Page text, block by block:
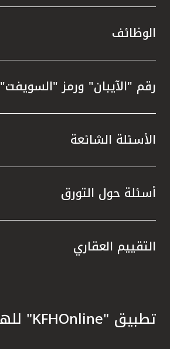
الوظائف
رقم "الآيبان" ورمز "السويفت"
الأسئلة الشائعة
أسئلة حول التورق
التقييم العقاري
تطبيق "KFHOnline" للهواتف الذكية